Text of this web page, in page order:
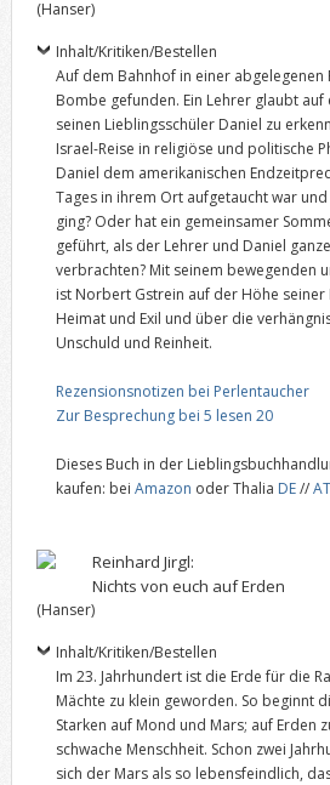
(Hanser)
Inhalt/Kritiken/Bestellen
Auf dem Bahnhof in einer
Bombe gefunden. Ein Lehrer glaubt
seinen Lieblingsschüler Daniel zu
Israel-Reise in religiöse und politische
Daniel dem amerikanischen
Tages in ihrem Ort aufgetaucht war
ging? Oder hat ein gemeinsamer
geführt, als der Lehrer und Daniel
verbrachten? Mit seinem bewegenden
ist Norbert Gstrein auf der Höhe seiner
Heimat und Exil und über die
Unschuld und Reinheit.
Rezensionsnotizen bei Perlentaucher
Zur Besprechung bei 5 lesen 20
Dieses Buch in der
kaufen: bei Amazon oder Thalia DE//AT
Reinhard Jirgl:
Nichts von euch auf Erden
(Hanser)
Inhalt/Kritiken/Bestellen
Im 23. Jahrhundert ist die Erde für die
Mächte zu klein geworden. So beginnt
Starken auf Mond und Mars; auf Erden
schwache Menschheit. Schon zwei
sich der Mars als so lebensfeindlich,